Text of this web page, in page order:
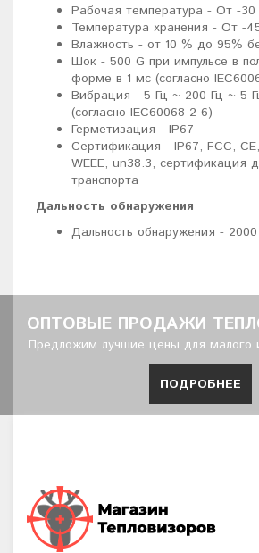
Рабочая температура - От -30
Температура хранения - От -
Влажность - от 10 % до 95%
Шок - 500 G при импульсе в
форме в 1 мс (согласно
Вибрация - 5 Гц ~ 200 Гц ~ 5
(согласно IEC60068-2-6)
Герметизация - IP67
Сертификация - IP67, FCC,
WEEE, un38.3, сертификация
транспорта
Дальность обнаружения
Дальность обнаружения -
ОПТОВЫЕ ПРОДАЖИ
Предложим лучшие цены для малого
ПОДРОБНЕЕ